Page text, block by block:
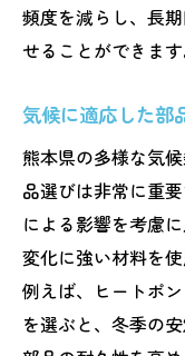
頻度を減らし、長
せることができます
気候に適応した部
熊本県の多様な気
品選びは非常に重
による影響を考慮
変化に強い材料を
例えば、ヒートポ
を選ぶと、冬季の